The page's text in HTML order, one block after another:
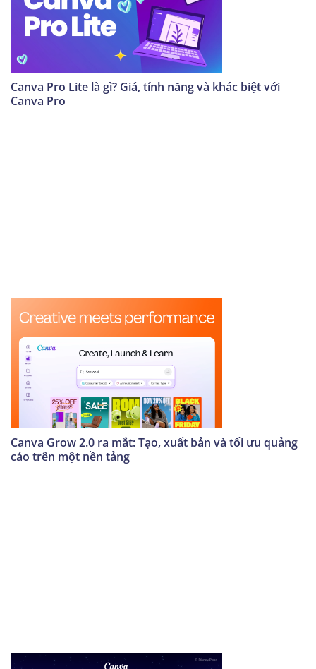
Canva Pro Lite là gì? Giá, tính năng và khác biệt với
Canva Pro
Canva Grow 2.0 ra mắt: Tạo, xuất bản và tối ưu quảng
cáo trên một nền tảng